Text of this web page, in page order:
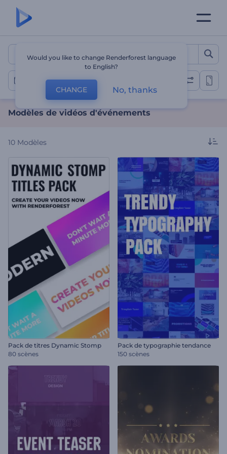
Modèles de vidéos
Vidéos d'événements
Modèles de vidéos d'événements
10 Modèles
Pack de titres Dynamic Stomp
80 scènes
Pack de typographie tendance
150 scènes
Would you like to change Renderforest language
to English?
CHANGE No, thanks